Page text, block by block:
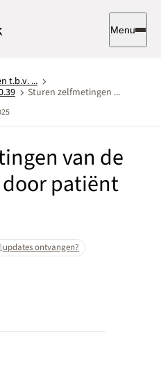
Menu
t.b.v. ...
Sturen zelfmetingen ...
van de
patiënt
updates ontvangen?